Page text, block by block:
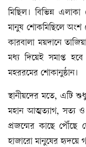
মিছিল। বিভিন্ন
মানুষ শোকমিছিলে অংশ
কারবালা ময়দানে
মধ্য দিয়েই সমাপ্ত
মহররমের শোকানুষ্ঠান।
স্থানীয়দের মতে, এটি
মহান আত্মত্যাগ, সত্য ও
প্রজন্মের কাছে
হাজারো মানুষের হৃদয়ে